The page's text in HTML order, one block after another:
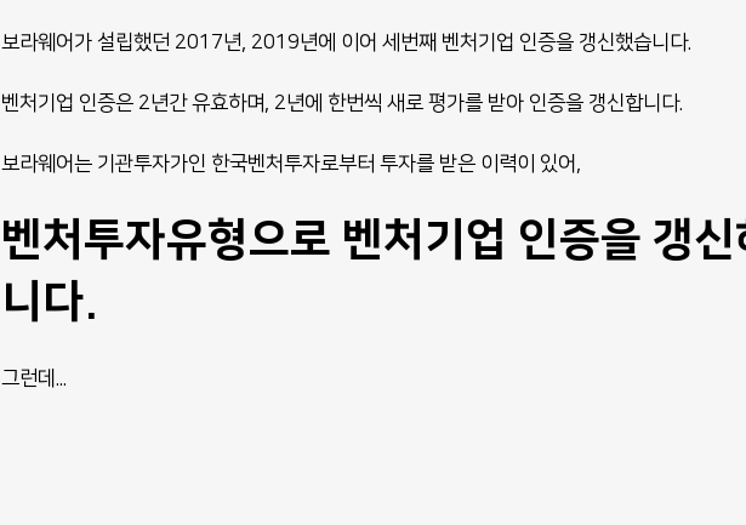
보라웨어가 설립했던 2017년, 2019년에 이어 세번째 벤처기업 인증을 갱신했습니다.
벤처기업 인증은 2년간 유효하며, 2년에 한번씩 새로 평가를 받아 인증을 갱신합니다.
보라웨어는 기관투자가인 한국벤처투자로부터 투자를 받은 이력이 있어,
벤처투자유형으로 벤처기업 인증을 갱
니다.
그런데...